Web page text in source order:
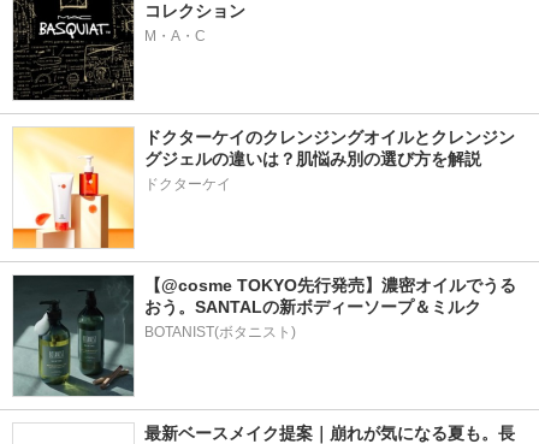
コレクション
M・A・C
ドクターケイのクレンジングオイルとクレンジン
グジェルの違いは？肌悩み別の選び方を解説
ドクターケイ
【@cosme TOKYO先行発売】濃密オイルでうる
おう。SANTALの新ボディーソープ＆ミルク
BOTANIST(ボタニスト)
最新ベースメイク提案｜崩れが気になる夏も。長